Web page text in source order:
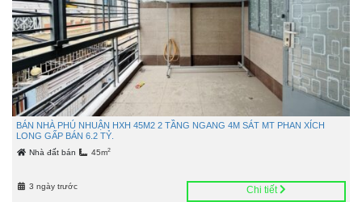
BÁN NHÀ PHÚ NHUẬN HXH 45M2 2 TẦNG NGANG 4M SÁT MT PHAN XÍCH
LONG GẤP BÁN 6.2 TỶ.
Nhà đất bán 45m2
3 ngày trước Chi tiết